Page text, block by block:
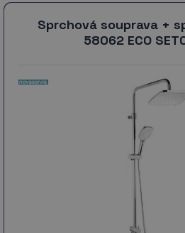
Sprchová souprava +
58062 ECO